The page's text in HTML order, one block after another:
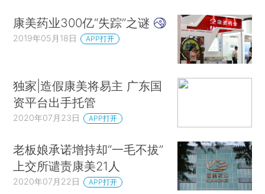
康美药业300亿“失踪”之谜
2019年05月18日 APP打开
独家|造假康美将易主 广东国
资平台出手托管
2020年07月23日 APP打开
老板娘承诺增持却“一毛不拔”
上交所谴责康美21人
2020年07月22日 APP打开